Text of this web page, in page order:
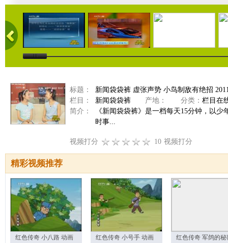
01:24 01:26 01:21
标题：
新闻袋袋裤 虚张声势 小鸟制敌有绝招
栏目：
新闻袋袋裤 产地： 分类： 栏目在
简介：
《新闻袋袋裤》是一档每天15分钟，以
时事...
视频打分 10 视频打分
精彩视频推荐
红色传奇 小八路 动画
红色传奇 小号手 动画
红色传奇 军鸽的秘